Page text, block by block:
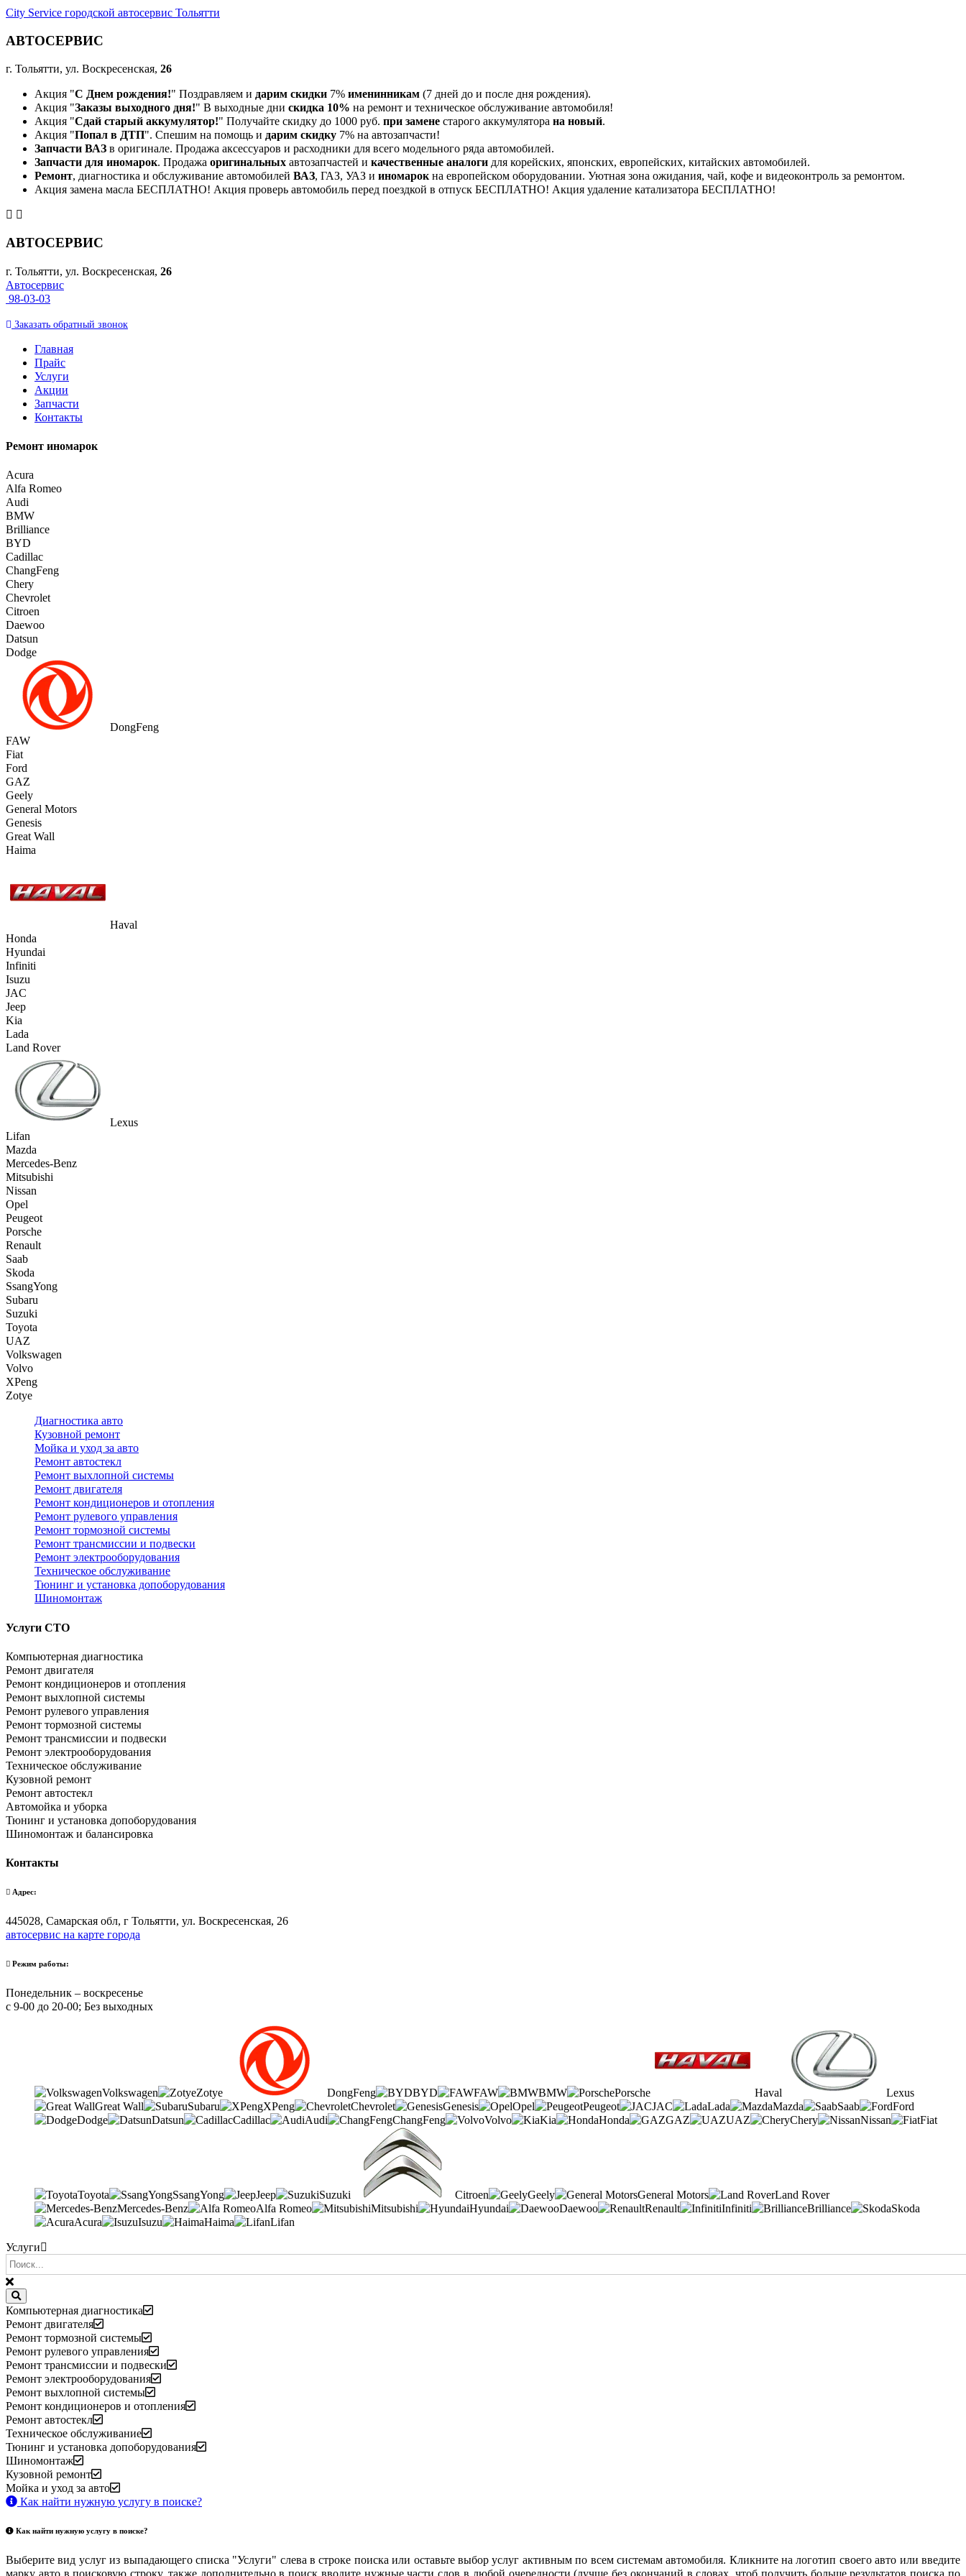
City Service городской автосервис Тольятти
АВТОСЕРВИС
г. Тольятти, ул. Воскресенская, 26
Акция "С Днем рождения!" Поздравляем и дарим скидки 7% именинникам (7 дней до и после дня рождения).
Акция "Заказы выходного дня!" В выходные дни скидка 10% на ремонт и техническое обслуживание автомобиля!
Акция "Сдай старый аккумулятор!" Получайте скидку до 1000 руб. при замене старого аккумулятора на новый.
Акция "Попал в ДТП". Спешим на помощь и дарим скидку 7% на автозапчасти!
Запчасти ВАЗ в оригинале. Продажа аксессуаров и расходники для всего модельного ряда автомобилей.
Запчасти для иномарок. Продажа оригинальных автозапчастей и качественные аналоги для корейских, японских, европейских, китайских автомобилей.
Ремонт, диагностика и обслуживание автомобилей ВАЗ, ГАЗ, УАЗ и иномарокна европейском оборудовании. Уютная зона ожидания, чай, кофе и видеоконтроль за ремонтом.
Акция замена масла БЕСПЛАТНО! Акция проверь автомобиль перед поездкой в отпуск БЕСПЛАТНО! Акция удаление катализатора БЕСПЛАТНО!
АВТОСЕРВИС
г. Тольятти, ул. Воскресенская, 26
Автосервис
98-03-03
Заказать обратный звонок
Главная
Прайс
Услуги
Акции
Запчасти
Контакты
Ремонт иномарок
Acura
Alfa Romeo
Audi
BMW
Brilliance
BYD
Cadillac
ChangFeng
Chery
Chevrolet
Citroen
Daewoo
Datsun
Dodge
DongFeng
FAW
Fiat
Ford
GAZ
Geely
General Motors
Genesis
Great Wall
Haima
Haval
Honda
Hyundai
Infiniti
Isuzu
JAC
Jeep
Kia
Lada
Land Rover
Lexus
Lifan
Mazda
Mercedes-Benz
Mitsubishi
Nissan
Opel
Peugeot
Porsche
Renault
Saab
Skoda
SsangYong
Subaru
Suzuki
Toyota
UAZ
Volkswagen
Volvo
XPeng
Zotye
Диагностика авто
Кузовной ремонт
Мойка и уход за авто
Ремонт автостекл
Ремонт выхлопной системы
Ремонт двигателя
Ремонт кондиционеров и отопления
Ремонт рулевого управления
Ремонт тормозной системы
Ремонт трансмиссии и подвески
Ремонт электрооборудования
Техническое обслуживание
Тюнинг и установка допоборудования
Шиномонтаж
Услуги СТО
Компьютерная диагностика
Ремонт двигателя
Ремонт кондиционеров и отопления
Ремонт выхлопной системы
Ремонт рулевого управления
Ремонт тормозной системы
Ремонт трансмиссии и подвески
Ремонт электрооборудования
Техническое обслуживание
Кузовной ремонт
Ремонт автостекл
Автомойка и уборка
Тюнинг и установка допоборудования
Шиномонтаж и балансировка
Контакты
Адрес:
445028, Самарская обл, г Тольятти, ул. Воскресенская, 26
автосервис на карте города
Режим работы:
Понедельник – воскресенье
с 9-00 до 20-00; Без выходных
Volkswagen Zotye DongFeng BYD FAW BMW Porsche Haval
Lexus
Great Wall
Subaru XPeng Chevrolet Genesis Opel Peugeot JAC Lada Mazda Saab
Ford
Dodge
Datsun Cadillac Audi ChangFeng Volvo Kia Honda GAZ UAZ Chery Nissan Fiat
Toyota SsangYong Jeep Suzuki Citroen Geely General Motors
Land Rover
Mercedes-Benz
Alfa Romeo Mitsubishi Hyundai Daewoo Renault Infiniti Brilliance
Skoda
Acura
Isuzu Haima Lifan
Услуги
Компьютерная диагностика
Ремонт двигателя
Ремонт тормозной системы
Ремонт рулевого управления
Ремонт трансмиссии и подвески
Ремонт электрооборудования
Ремонт выхлопной системы
Ремонт кондиционеров и отопления
Ремонт автостекл
Техническое обслуживание
Тюнинг и установка допоборудования
Шиномонтаж
Кузовной ремонт
Мойка и уход за авто
Как найти нужную услугу в поиске?
Как найти нужную услугу в поиске?
Выберите вид услуг из выпадающего списка "Услуги" слева в строке поиска или оставьте выбор услуг активным по всем системам автомобиля. Кликните на логотип своего авто или введите
марку авто в поисковую строку, также дополнительно в поиск вводите нужные части слов в любой очередности (лучше без окончаний в словах, чтоб получить больше результатов поиска по